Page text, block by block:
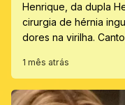
Henrique, da dupla
cirurgia de hérnia
dores na virilha.
1 mês atrás